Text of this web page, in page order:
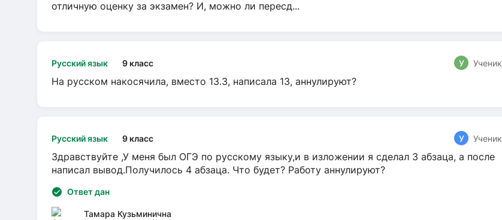
отличную оценку за экзамен? И, можно ли пересд...
Русский язык 9 класс У Ученик
На русском накосячила, вместо 13.3, написала 13, аннулируют?
Русский язык 9 класс У Ученик
Здравствуйте ,У меня был ОГЭ по русскому языку,и в изложении я сделал 3 абзаца, а после
написал вывод.Получилось 4 абзаца. Что будет? Работу аннулируют?
Ответ дан
Тамара Кузьминична